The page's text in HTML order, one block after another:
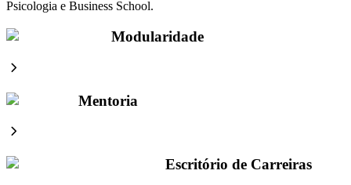
Psicologia e Business School.
Modularidade
Mentoria
Escritório de Carreiras